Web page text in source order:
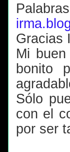
Gracias
Mi buen
bonito
Sólo
con el
por ser